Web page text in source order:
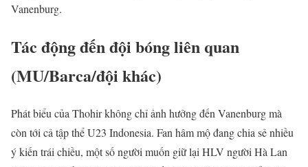
Vanenburg.
Tác động đến đội bóng liên quan
(MU/Barca/đội khác)
Phát biểu của Thohir không chỉ ảnh hưởng đến Vanenburg mà
còn tới cả tập thể U23 Indonesia. Fan hâm mộ đang chia sẻ nhiều
ý kiến trái chiều, một số người muốn giữ lại HLV người Hà Lan